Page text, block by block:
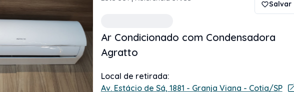
Salvar
Ar Condicionado com Condensadora
Agratto
Local de retirada:
Av. Estácio de Sá, 1881 - Granja Viana - Cotia/SP